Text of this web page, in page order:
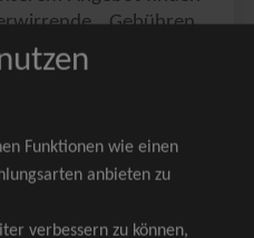
Gebühren,
ähnliches.
ausschließlich
Sitzplätze, welche
vergeben
Funktionen wie einen
anbieten zu
verbessern zu können,